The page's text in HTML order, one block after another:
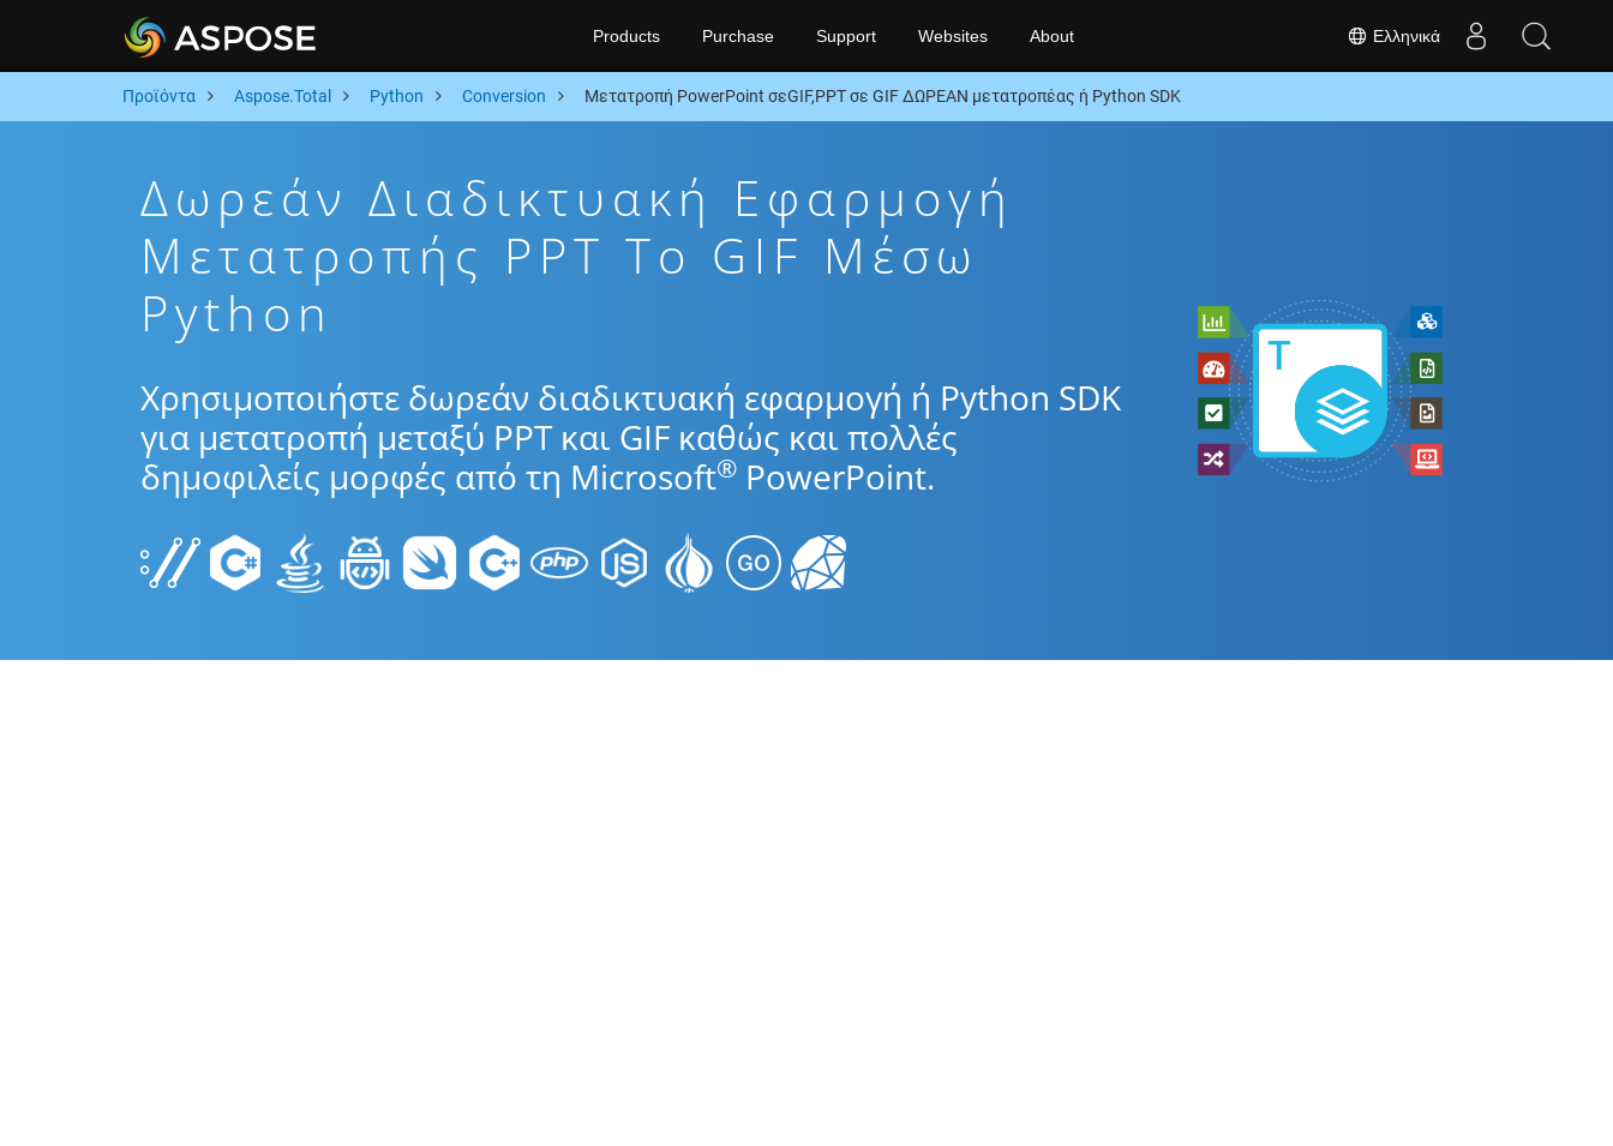
Ελληνικά
Products Purchase Support Websites About
Προϊόντα Aspose.Total Python Conversion Μετατροπή PowerPoint σεGIF,PPT σε GIF ΔΩΡΕΑΝ μετατροπέας ή Python SDK
Δωρεάν Διαδικτυακή Εφαρμογή
Μετατροπής PPT To GIF Μέσω
Python
Χρησιμοποιήστε δωρεάν διαδικτυακή εφαρμογή ή Python SDK
για μετατροπή μεταξύ PPT και GIF καθώς και πολλές
δημοφιλείς μορφές από τη Microsoft® PowerPoint.